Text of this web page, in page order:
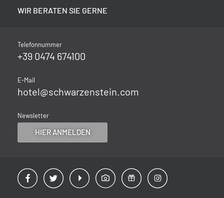
WIR BERATEN SIE GERNE
Telefonnummer
+39 0474 674100
E-Mail
hotel@schwarzenstein.com
Newsletter
HIER ANMELDEN